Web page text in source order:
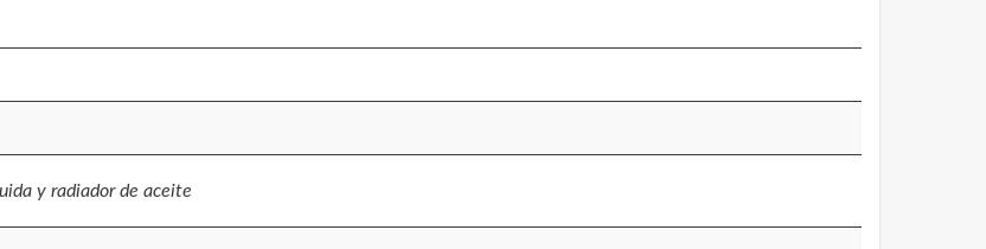
y radiador de aceite